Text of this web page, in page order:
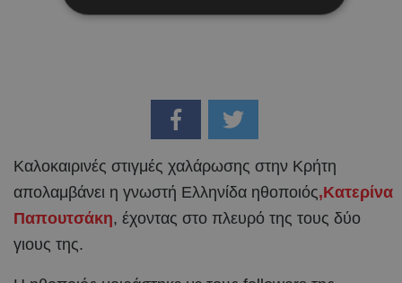
Καλοκαιρινές στιγμές χαλάρωσης στην Κρήτη
απολαμβάνει η γνωστή Ελληνίδα ηθοποιός,Κατερίνα
Παπουτσάκη, έχοντας στο πλευρό της τους δύο
γιους της.